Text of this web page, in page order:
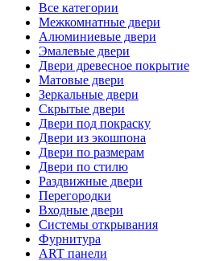
Все категории
Межкомнатные двери
Алюминиевые двери
Эмалевые двери
Двери древесное покрытие
Матовые двери
Зеркальные двери
Скрытые двери
Двери под покраску
Двери из экошпона
Двери по размерам
Двери по стилю
Раздвижные двери
Перегородки
Входные двери
Системы открывания
Фурнитура
ART панели